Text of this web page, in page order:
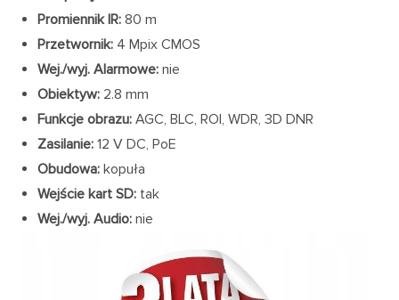
Promiennik IR: 80 m
Przetwornik: 4 Mpix CMOS
Wej./wyj. Alarmowe: nie
Obiektyw: 2.8 mm
Funkcje obrazu: AGC, BLC, ROI, WDR, 3D DNR
Zasilanie: 12 V DC, PoE
Obudowa: kopuła
Wejście kart SD: tak
Wej./wyj. Audio: nie